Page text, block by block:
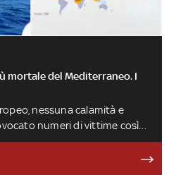
mortale del Mediterraneo. I
nessuna calamità e
numeri di vittime così
sono consumate nelle acque
La più grave è stata